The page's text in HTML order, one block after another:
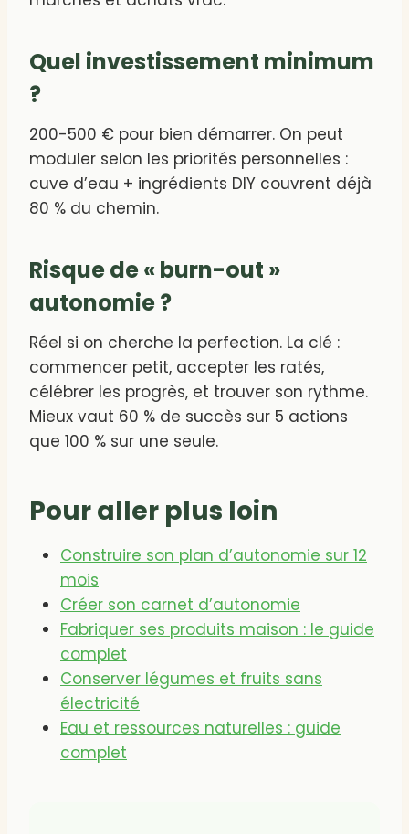
Quel investissement minimum
?
200-500 € pour bien démarrer. On peut
moduler selon les priorités personnelles :
cuve d’eau + ingrédients DIY couvrent déjà
80 % du chemin.
Risque de « burn-out »
autonomie ?
Réel si on cherche la perfection. La clé :
commencer petit, accepter les ratés,
célébrer les progrès, et trouver son rythme.
Mieux vaut 60 % de succès sur 5 actions
que 100 % sur une seule.
Pour aller plus loin
Construire son plan d’autonomie sur 12
mois
Créer son carnet d’autonomie
Fabriquer ses produits maison : le guide
complet
Conserver légumes et fruits sans
électricité
Eau et ressources naturelles : guide
complet